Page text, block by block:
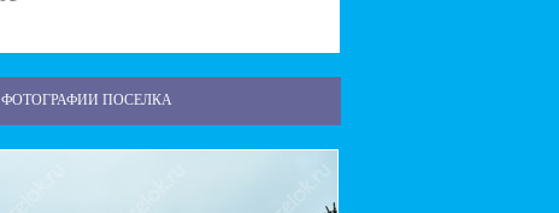
ФОТОГРАФИИ ПОСЕЛКА